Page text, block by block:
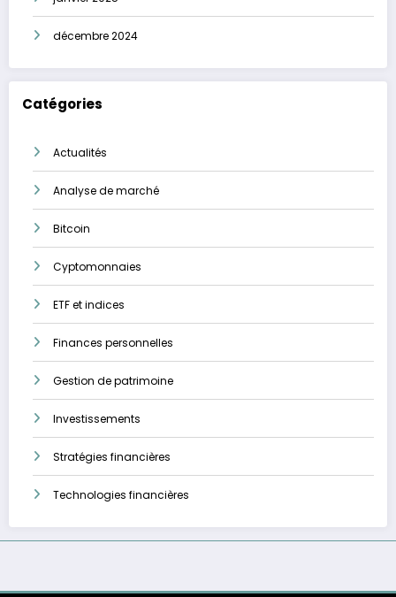
décembre 2024
Catégories
Actualités
Analyse de marché
Bitcoin
Cyptomonnaies
ETF et indices
Finances personnelles
Gestion de patrimoine
Investissements
Stratégies financières
Technologies financières